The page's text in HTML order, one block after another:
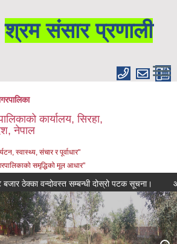
श्रम संसार प्रणाली
कार्यालय, सिरहा,
नेपाल
स्वास्थ्य, संचार र पूर्वाधार"
समृद्धिको मूल आधार"
ठेक्का वन्दोवस्त सम्बन्धी दोस्रो पटक सूचना। आशय